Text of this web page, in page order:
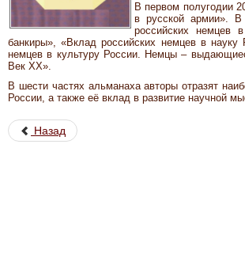
В первом полугодии
в русской армии». В
российских немцев
банкиры», «Вклад российских немцев в
немцев в культуру России. Немцы –
Век XX».
В шести частях альманаха авторы отразят
России, а также её вклад в развитие научной
Назад